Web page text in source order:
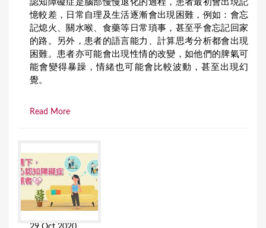
認知障礙症是腦部慢慢退化的過程，患者最初會出現記
憶較差，日常自理及生活逐漸會出現困難，例如：會忘
記熄火、關水喉、食藥等日常瑣事，甚至乎會忘記回家
的路。另外，患者的語言能力、計算思考分析都會出現
困難。患者亦可能會出現性情的改變，如他們的脾氣可
能會變得暴躁，情緒也可能會比較波動，甚至出現幻
覺。
Read More